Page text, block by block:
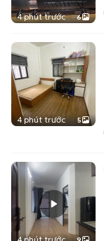
4 phút trước 6
4 phút trước 5